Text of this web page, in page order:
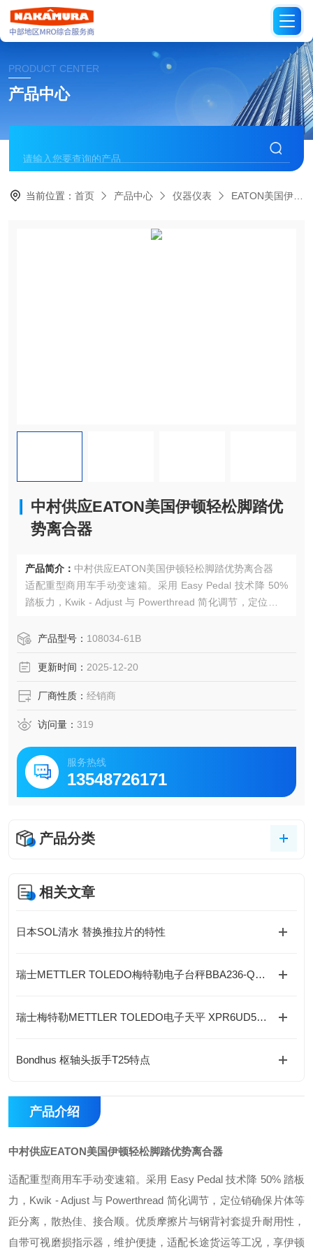
PRODUCT CENTER
产品中心
当前位置：首页 产品中心 仪器仪表 EATON美国伊顿
中村供应EATON美国伊顿轻松脚踏优
势离合器
产品简介： 中村供应EATON美国伊顿轻松脚踏优势离合器
适配重型商用车手动变速箱。采用 Easy Pedal 技术降 50%
踏板力，Kwik - Adjust 与 Powerthread 简化调节，定位销确
提升耐用性，自带可视磨损指示器，维护便捷，适配长途货
产品型号： 108034-61B
更新时间： 2025-12-20
厂商性质： 经销商
访问量： 319
服务热线
13548726171
产品分类
相关文章
日本SOL清水 替换推拉片的特性
瑞士METTLER TOLEDO梅特勒电子台秤BBA236-QB的特点
瑞士梅特勒METTLER TOLEDO电子天平 XPR6UD5的特点
Bondhus 枢轴头扳手T25特点
产品介绍
中村供应EATON美国伊顿轻松脚踏优势离合器
适配重型商用车手动变速箱。采用 Easy Pedal 技术降 50% 踏板
力，Kwik - Adjust 与 Powerthread 简化调节，定位销确保片体等
距分离，散热佳、接合顺。优质摩擦片与钢背衬套提升耐用性，
自带可视磨损指示器，维护便捷，适配长途货运等工况，享伊顿